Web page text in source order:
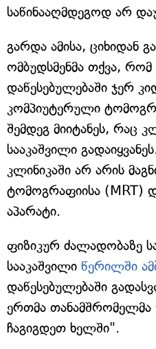
საწინააღმდეგოდ არ
გარდა ამისა, ციხიდან
ომბუდსმენმა თქვა, რომ
დაწესებულებაში ჯერ
კომპიუტერული
შემდეგ მიიტანეს, რაც
სააკაშვილი
კლინიკაში არ არის
ტომოგრაფიისა (MRT)
აპარატი.
ფიზიკურ ძალადობაზე
სააკაშვილი წერილში
დაწესებულებაში
ერთმა
ჩაგიგდეთ ხელში".